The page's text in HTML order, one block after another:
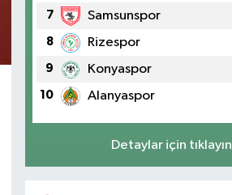
7 Samsunspor
8 Rizespor
9 Konyaspor
10 Alanyaspor
Detaylar için tıklayın